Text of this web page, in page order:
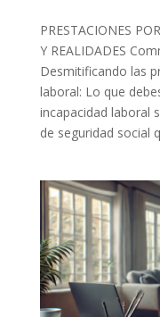
PRESTACIONES
Y REALIDADES
Desmitificando las
laboral: Lo que
incapacidad laboral
de seguridad social